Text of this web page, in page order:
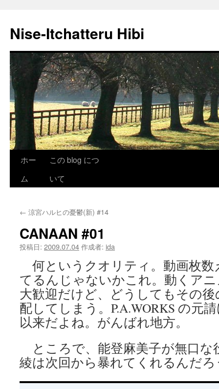
Nise-Itchatteru Hibi
ン
ツ
へ
キ
ッ
プ
ホー
ム
この blog につ
いて
← 涼宮ハルヒの憂鬱(新) #14
CANAAN #01
投稿日: 2009.07.04作成者: ida
何というクオリティ。動画枚
てるんじゃないかこれ。動くア
大歓迎だけど、どうしてもその
配してしまう。P.A.WORKS の元
以来だよね。がんばれ地方。
ところで、能登麻美子が無口な
綾は次回から暴れてくれるんだ